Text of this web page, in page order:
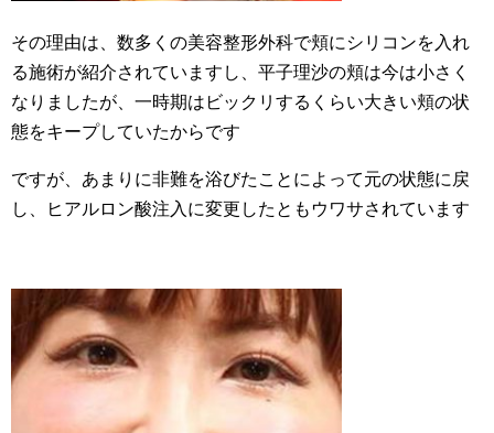
その理由は、数多くの美容整形外科で頬にシリコンを入れ
る施術が紹介されていますし、平子理沙の頬は今は小さく
なりましたが、一時期はビックリするくらい大きい頬の状
態をキープしていたからです
ですが、あまりに非難を浴びたことによって元の状態に戻
し、ヒアルロン酸注入に変更したともウワサされています